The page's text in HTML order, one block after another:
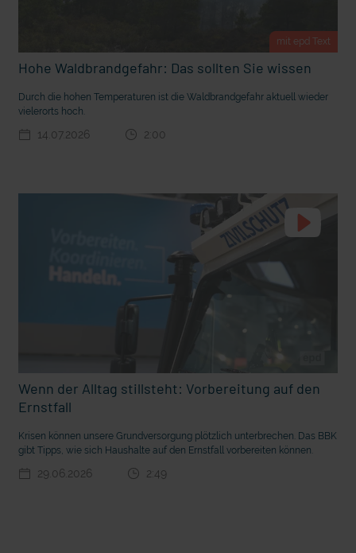
deutsche Sprache? Vorhang auf für Kinderzirkus Giovanni
mit epd Text
Hohe Waldbrandgefahr: Das sollten Sie wissen
Durch die hohen Temperaturen ist die Waldbrandgefahr aktuell wieder
vielerorts hoch.
14.07.2026 2:00
Wenn der Alltag stillsteht: Vorbereitung auf den
Ernstfall
Krisen können unsere Grundversorgung plötzlich unterbrechen. Das BBK
gibt Tipps, wie sich Haushalte auf den Ernstfall vorbereiten können.
29.06.2026 2:49